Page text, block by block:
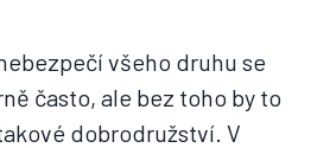
všeho druhu se
často, ale bez toho by to
dobrodružství. V